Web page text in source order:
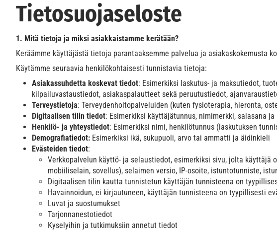
Tietosuojaseloste
1. Mitä tietoja ja miksi asiakkaistamme kerätään?
Keräämme käyttäjästä tietoja parantaaksemme palvelua ja asiakaskokemusta
Käytämme seuraavia henkilökohtaisesti tunnistavia tietoja:
Asiakassuhdetta koskevat tiedot: Esimerkiksi laskutus- ja maksutiedot,
kilpailuvastaustiedot, asiakaspalautteet sekä peruutustiedot,
Terveystietoja: Terveydenhoitopalveluiden (kuten fysioterapia, hieronta,
Digitaalisen tilin tiedot: Esimerkiksi käyttäjätunnus, nimimerkki, salasana
Henkilö- ja yhteystiedot: Esimerkiksi nimi, henkilötunnus (laskutuksen
Demografiatiedot: Esimerkiksi ikä, sukupuoli, arvo tai ammatti ja äidinkieli
Evästeiden tiedot:
Verkkopalvelun käyttö- ja selaustiedot, esimerkiksi sivu, jolta
mobiiliselain, sovellus), selaimen versio, IP-osoite, istuntotunniste,
Digitaalisen tilin kautta tunnistetun käyttäjän tunnisteena on
Havainnoidun, ei kirjautuneen, käyttäjän tunnisteena on tyypillisesti
Luvat ja suostumukset
Tarjonnanestotiedot
Kyselyihin ja tutkimuksiin annetut tiedot